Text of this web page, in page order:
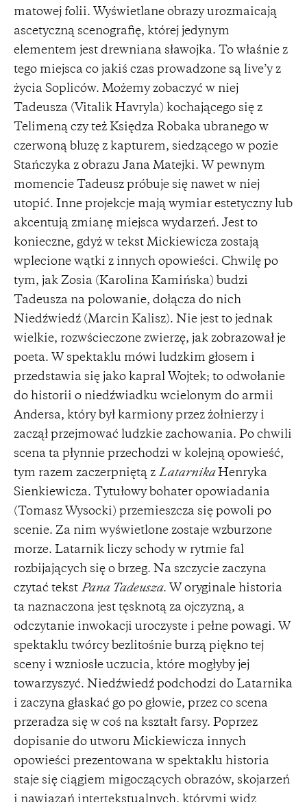
matowej folii. Wyświetlane obrazy urozmaicają
ascetyczną scenografię, której jedynym
elementem jest drewniana sławojka. To właśnie z
tego miejsca co jakiś czas prowadzone są live’y z
życia Sopliców. Możemy zobaczyć w niej
Tadeusza (Vitalik Havryla) kochającego się z
Telimeną czy też Księdza Robaka ubranego w
czerwoną bluzę z kapturem, siedzącego w pozie
Stańczyka z obrazu Jana Matejki. W pewnym
momencie Tadeusz próbuje się nawet w niej
utopić. Inne projekcje mają wymiar estetyczny lub
akcentują zmianę miejsca wydarzeń. Jest to
konieczne, gdyż w tekst Mickiewicza zostają
wplecione wątki z innych opowieści. Chwilę po
tym, jak Zosia (Karolina Kamińska) budzi
Tadeusza na polowanie, dołącza do nich
Niedźwiedź (Marcin Kalisz). Nie jest to jednak
wielkie, rozwścieczone zwierzę, jak zobrazował je
poeta. W spektaklu mówi ludzkim głosem i
przedstawia się jako kapral Wojtek; to odwołanie
do historii o niedźwiadku wcielonym do armii
Andersa, który był karmiony przez żołnierzy i
zaczął przejmować ludzkie zachowania. Po chwili
scena ta płynnie przechodzi w kolejną opowieść,
tym razem zaczerpniętą z LatarnikaHenryka
Sienkiewicza. Tytułowy bohater opowiadania
(Tomasz Wysocki) przemieszcza się powoli po
scenie. Za nim wyświetlone zostaje wzburzone
morze. Latarnik liczy schody w rytmie fal
rozbijających się o brzeg. Na szczycie zaczyna
czytać tekst Pana Tadeusza. W oryginale historia
ta naznaczona jest tęsknotą za ojczyzną, a
odczytanie inwokacji uroczyste i pełne powagi. W
spektaklu twórcy bezlitośnie burzą piękno tej
sceny i wzniosłe uczucia, które mogłyby jej
towarzyszyć. Niedźwiedź podchodzi do Latarnika
i zaczyna głaskać go po głowie, przez co scena
przeradza się w coś na kształt farsy. Poprzez
dopisanie do utworu Mickiewicza innych
opowieści prezentowana w spektaklu historia
staje się ciągiem migoczących obrazów, skojarzeń